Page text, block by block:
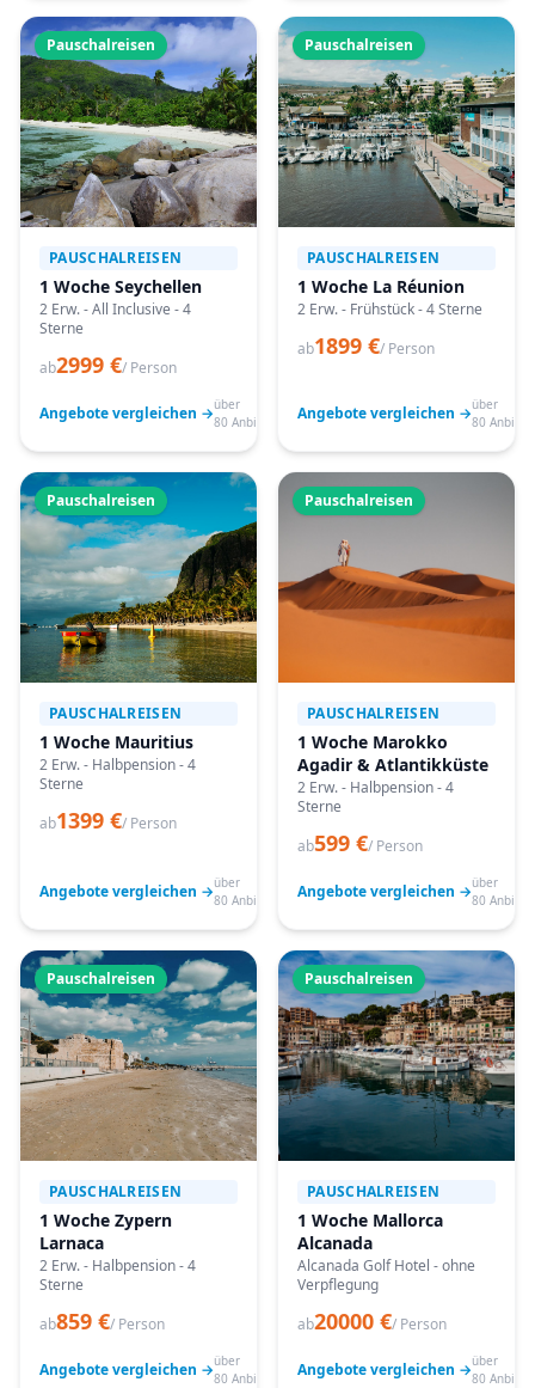
Pauschalreisen
PAUSCHALREISEN
1 Woche Seychellen
2 Erw. - All Inclusive - 4
Sterne
ab2999 €/ Person
Angebote vergleichen →über
80 Anbieter
Pauschalreisen
PAUSCHALREISEN
1 Woche La Réunion
2 Erw. - Frühstück - 4 Sterne
ab1899 €/ Person
Angebote vergleichen →über
80
Pauschalreisen
PAUSCHALREISEN
1 Woche Mauritius
2 Erw. - Halbpension - 4
Sterne
ab1399 €/ Person
Angebote vergleichen →über
80 Anbieter
Pauschalreisen
PAUSCHALREISEN
1 Woche Marokko
Agadir & Atlantikküste
2 Erw. - Halbpension - 4
Sterne
ab599 €/ Person
Angebote vergleichen →über
80
Pauschalreisen
PAUSCHALREISEN
1 Woche Zypern
Larnaca
2 Erw. - Halbpension - 4
Sterne
ab859 €/ Person
Angebote vergleichen →über
80 Anbieter
Pauschalreisen
PAUSCHALREISEN
1 Woche Mallorca
Alcanada
Alcanada Golf Hotel - ohne
Verpflegung
ab20000 €/ Person
Angebote vergleichen →über
80